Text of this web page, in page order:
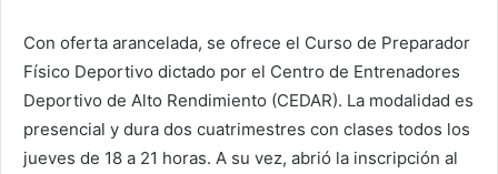
Con oferta arancelada, se ofrece el Curso de Preparador
Físico Deportivo dictado por el Centro de Entrenadores
Deportivo de Alto Rendimiento (CEDAR). La modalidad es
presencial y dura dos cuatrimestres con clases todos los
jueves de 18 a 21 horas. A su vez, abrió la inscripción al